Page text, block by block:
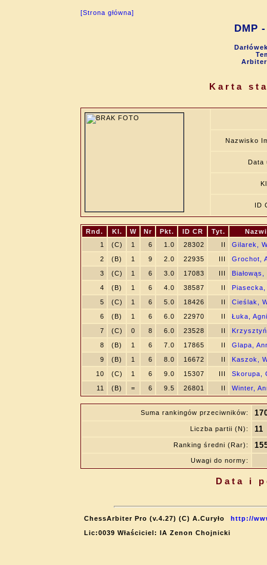
[Strona główna]
DMP
Karta
Nazwisko
Data
ID
Rnd. Kl. W Nr Pkt. ID CR Tyt.
1
(C) 1 6 1.0 28302 II
Gilarek,
2
(B) 1 9 2.0 22935 III
Grochot,
3
(C) 1 6 3.0 17083 III
4
(B) 1 6 4.0 38587 II
Piasecka,
5
(C) 1 6 5.0 18426 II
Cieślak,
6
(B) 1 6 6.0 22970 II
Łuka,
7
(C) 0 8 6.0 23528 II
8
(B) 1 6 7.0 17865 II
Glapa,
9
(B) 1 6 8.0 16672 II
Kaszok,
10
(C) 1 6 9.0 15307 III
Skorupa,
11
(B) = 6 9.5 26801 II Winter,
Suma rankingów przeciwników:
Liczba partii (N): 11
Ranking średni (Rar):
Uwagi do normy:
Data i
ChessArbiter Pro (v.4.27) (C) A.Curyło
http://
Lic:0039 Właściciel: IA Zenon Chojnicki